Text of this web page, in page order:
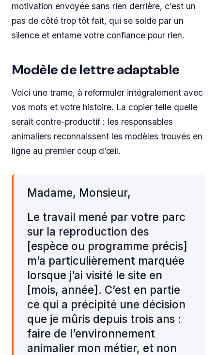
motivation envoyée sans rien derrière, c’est un
pas de côté trop tôt fait, qui se solde par un
silence et entame votre confiance pour rien.
Modèle de lettre adaptable
Voici une trame, à reformuler intégralement avec
vos mots et votre histoire. La copier telle quelle
serait contre-productif : les responsables
animaliers reconnaissent les modèles trouvés en
ligne au premier coup d’œil.
Madame, Monsieur,
Le travail mené par votre parc
sur la reproduction des
[espèce ou programme précis]
m’a particulièrement marquée
lorsque j’ai visité le site en
[mois, année]. C’est en partie
ce qui a précipité une décision
que je mûris depuis trois ans :
faire de l’environnement
animalier mon métier, et non